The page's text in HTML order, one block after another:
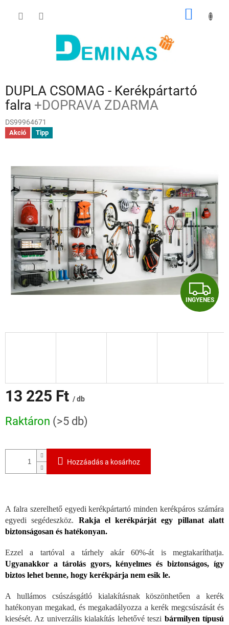
KOSÁR
DUPLA CSOMAG - Kerékpártartó
falra +DOPRAVA ZDARMA
DS99964671
Akció Tipp
I
N
G
INGYENES
13 225 Ft / db
Raktáron (>5 db)
Hozzáadás a kosárhoz
A falra szerelhető egyedi kerékpártartó minden kerékpáros számára
egyedi segédeszköz. Rakja el kerékpárját egy pillanat alatt
biztonságosan és hatékonyan.
Ezzel a tartóval a tárhely akár 60%-át is megtakaríthatja.
Ugyanakkor a tárolás gyors, kényelmes és biztonságos, így
biztos lehet benne, hogy kerékpárja nem esik le.
A hullámos csúszásgátló kialakításnak köszönhetően a kerék
hatékonyan megakad, és megakadályozza a kerék megcsúszását és
kiesését. Az univerzális kialakítás lehetővé teszi bármilyen típusú